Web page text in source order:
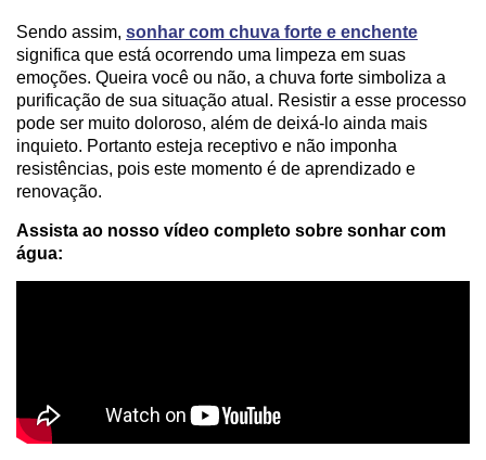
Sendo assim, sonhar com chuva forte e enchente
significa que está ocorrendo uma limpeza em suas
emoções. Queira você ou não, a chuva forte simboliza a
purificação de sua situação atual. Resistir a esse processo
pode ser muito doloroso, além de deixá-lo ainda mais
inquieto. Portanto esteja receptivo e não imponha
resistências, pois este momento é de aprendizado e
renovação.
Assista ao nosso vídeo completo sobre sonhar com
água: